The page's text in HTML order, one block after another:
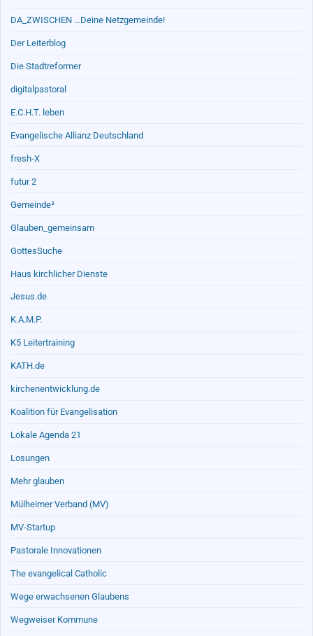
DA_ZWISCHEN …Deine Netzgemeinde!
Der Leiterblog
Die Stadtreformer
digitalpastoral
E.C.H.T. leben
Evangelische Allianz Deutschland
fresh-X
futur 2
Gemeinde³
Glauben_gemeinsam
GottesSuche
Haus kirchlicher Dienste
Jesus.de
K.A.M.P.
K5 Leitertraining
KATH.de
kirchenentwicklung.de
Koalition für Evangelisation
Lokale Agenda 21
Losungen
Mehr glauben
Mülheimer Verband (MV)
MV-Startup
Pastorale Innovationen
The evangelical Catholic
Wege erwachsenen Glaubens
Wegweiser Kommune